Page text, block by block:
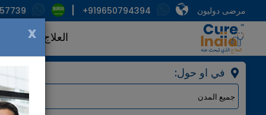
مرضى دوليون +919650794394
العلاج x